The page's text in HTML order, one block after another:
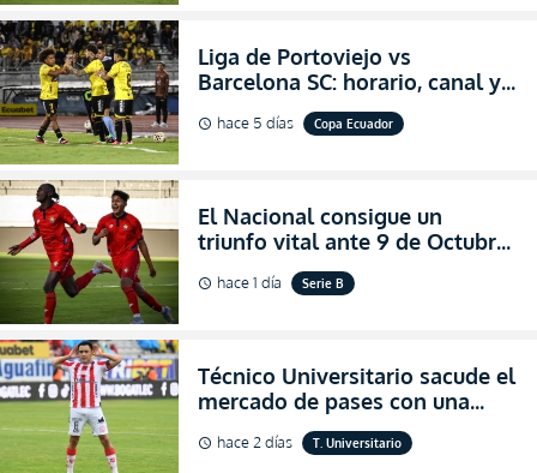
Liga de Portoviejo vs
Barcelona SC: horario, canal y
dónde ver EN VIVO los octavos
de final de la Copa Ecuador
schedule hace 5 días Copa Ecuador
El Nacional consigue un
triunfo vital ante 9 de Octubre
para encender la fe en la
salvación
schedule hace 1 día Serie B
Técnico Universitario sacude el
mercado de pases con una
verdadera revolución para
asegurar la permanencia
schedule hace 2 días T. Universitario